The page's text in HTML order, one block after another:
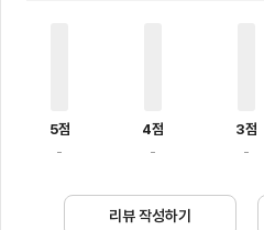
5점
-
4점
-
3점
-
리뷰 작성하기